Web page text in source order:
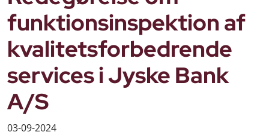
funktionsinspektion af
kvalitetsforbedrende
services i Jyske Bank
A/S
03-09-2024